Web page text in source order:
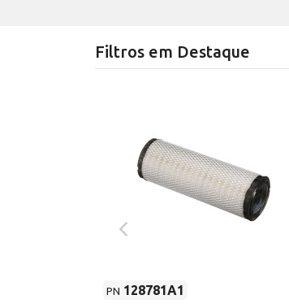
Filtros em Destaque
PN 128781A1